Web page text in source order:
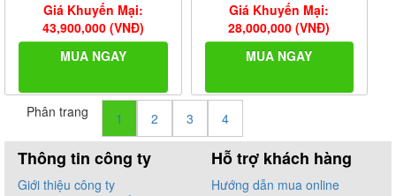
Giá Khuyến Mại:
43,900,000 (VNĐ)
MUA NGAY
Giá Khuyến Mại:
28,000,000 (VNĐ)
MUA NGAY
Phân trang 1 2 3 4
Thông tin công ty
Giới thiệu công ty
Hỗ trợ khách hàng
Hướng dẫn mua online